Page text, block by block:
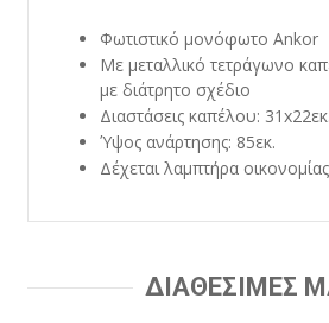
Φωτιστικό μονόφωτο Ankor
Με μεταλλικό τετράγωνο
με διάτρητο σχέδιο
Διαστάσεις καπέλου: 31x22εκ.
Ύψος ανάρτησης: 85εκ.
Δέχεται λαμπτήρα
ΔΙΑΘΕΣΙΜΕΣ